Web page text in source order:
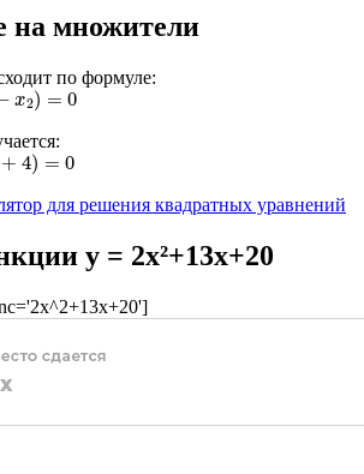
на множители
по формуле:
)=0
)=0
для решения квадратных уравнений
y = 2x²+13x+20